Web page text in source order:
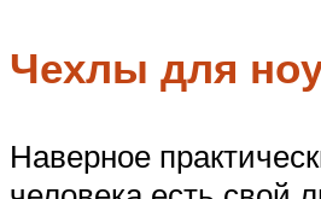
Чехлы для
Наверное